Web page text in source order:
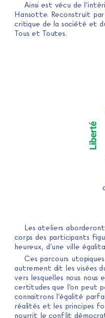
Ainsi est vécu de
Hansotte. Reconstruit
critique de la société et
Tous et Toutes.
Les ateliers
corps des participants
heureux, d’une ville
Ces parcours
autrement dit les visées
vers lesquelles nous nous
certitudes que l’on peut
connaitrons l’égalité
réalités et les principes
nourrit le conflit